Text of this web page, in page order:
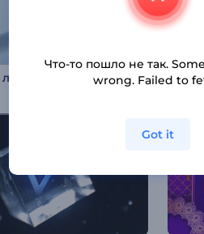
Анимация лого: Быстрый срыв
Что-то пошло не так.
wrong. Failed to
Got it